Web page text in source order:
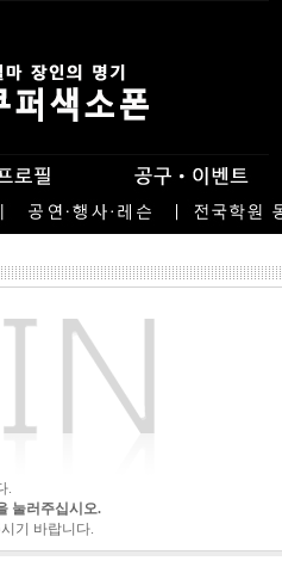
.
눌러주십시오.
기 바랍니다.